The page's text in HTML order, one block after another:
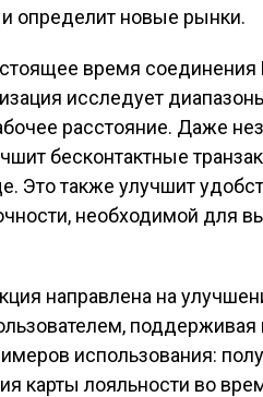
определит новые рынки.
время соединения
исследует
расстояние. Даже
бесконтактные
Это также улучшит
необходимой для
направлена ​​на
поддерживая
использования:
карты лояльности во